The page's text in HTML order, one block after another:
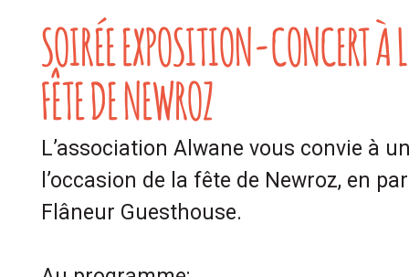
SOIRÉE EXPOSITION-CONCERT À
FÊTE DE NEWROZ
L’association Alwane vous convie à
l’occasion de la fête de Newroz, en
Flâneur Guesthouse.